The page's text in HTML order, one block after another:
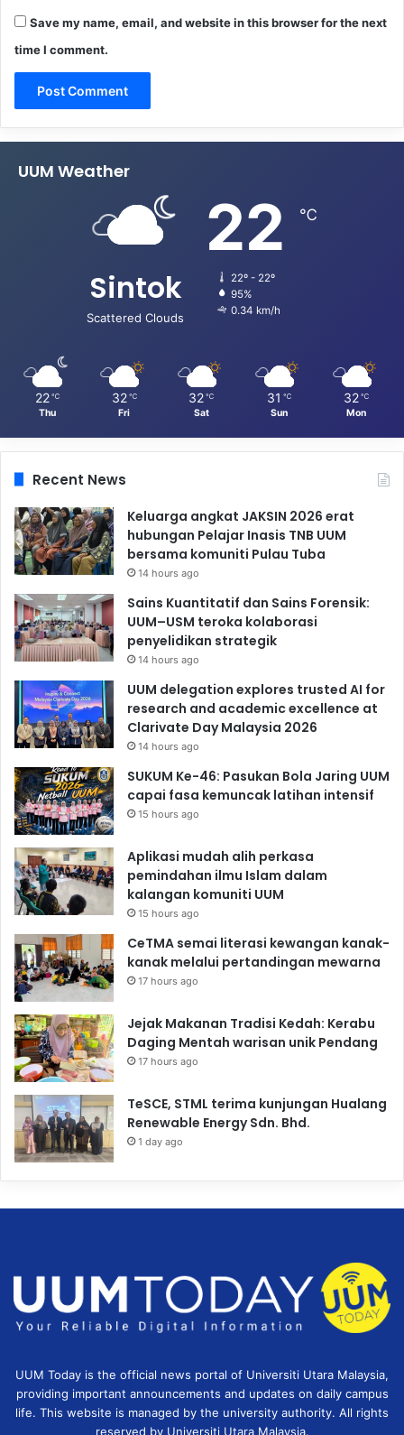
Save my name, email, and website in this browser for the next
time I comment.
UUM Weather
Sintok
Scattered Clouds
22 ℃
22º - 22º
95%
0.34 km/h
22 ℃
Thu
32 ℃
Fri
32 ℃
Sat
31 ℃
Sun
32 ℃
Mon
Recent News
Keluarga angkat JAKSIN 2026 erat
hubungan Pelajar Inasis TNB UUM
bersama komuniti Pulau Tuba
14 hours ago
Sains Kuantitatif dan Sains Forensik:
UUM–USM teroka kolaborasi
penyelidikan strategik
14 hours ago
UUM delegation explores trusted AI for
research and academic excellence at
Clarivate Day Malaysia 2026
14 hours ago
SUKUM Ke-46: Pasukan Bola Jaring UUM
capai fasa kemuncak latihan intensif
15 hours ago
Aplikasi mudah alih perkasa
pemindahan ilmu Islam dalam
kalangan komuniti UUM
15 hours ago
CeTMA semai literasi kewangan kanak-
kanak melalui pertandingan mewarna
17 hours ago
Jejak Makanan Tradisi Kedah: Kerabu
Daging Mentah warisan unik Pendang
17 hours ago
TeSCE, STML terima kunjungan Hualang
Renewable Energy Sdn. Bhd.
1 day ago
UUM Today is the official news portal of Universiti Utara Malaysia,
providing important announcements and updates on daily campus
life. This website is managed by the university authority. All rights
reserved by Universiti Utara Malaysia.